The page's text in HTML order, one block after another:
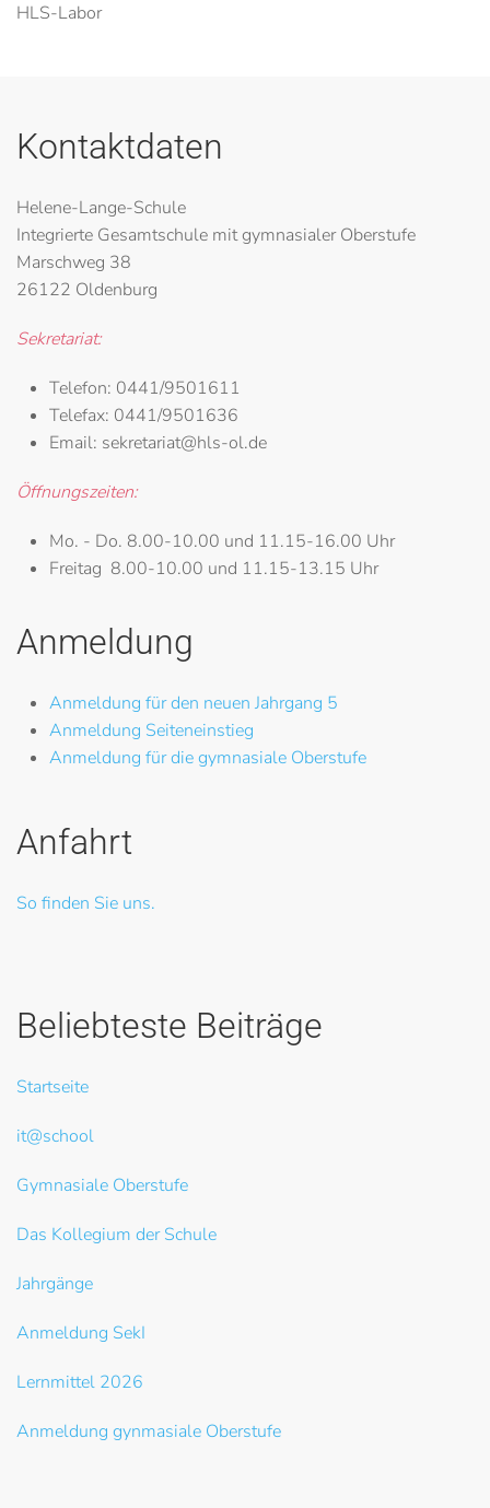
HLS-Labor
Kontaktdaten
Helene-Lange-Schule
Integrierte Gesamtschule mit gymnasialer Oberstufe
Marschweg 38
26122 Oldenburg
Sekretariat:
Telefon: 0441/9501611
Telefax: 0441/9501636
Email: sekretariat@hls-ol.de
Öffnungszeiten:
Mo. - Do. 8.00-10.00 und 11.15-16.00 Uhr
Freitag 8.00-10.00 und 11.15-13.15 Uhr
Anmeldung
Anmeldung für den neuen Jahrgang 5
Anmeldung Seiteneinstieg
Anmeldung für die gymnasiale Oberstufe
Anfahrt
So finden Sie uns.
Beliebteste Beiträge
Startseite
it@school
Gymnasiale Oberstufe
Das Kollegium der Schule
Jahrgänge
Anmeldung SekI
Lernmittel 2026
Anmeldung gynmasiale Oberstufe